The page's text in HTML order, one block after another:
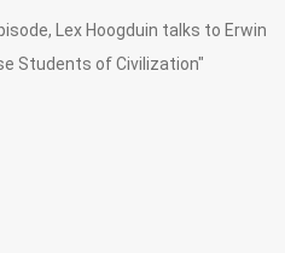
Lex Hoogduin talks to Erwin
Students of Civilization"